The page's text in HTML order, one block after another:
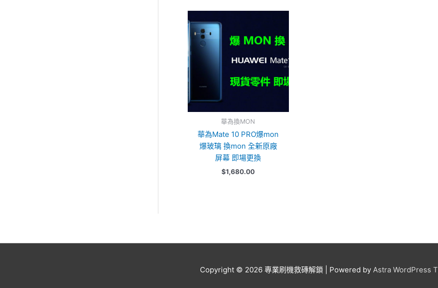
華為換MON
華為Mate 10 PRO爆mon
爆玻璃 換mon 全新原廠
屏幕 即場更換
$1,680.00
Copyright © 2026 專業刷機救磚解鎖 | Powered by Astra WordPress